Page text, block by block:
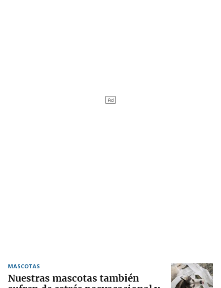
MASCOTAS
Nuestras mascotas también